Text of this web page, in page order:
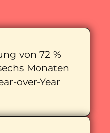
von 72 %
Monaten
over-Year